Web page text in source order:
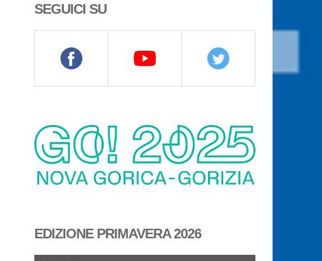
SEGUICI SU
EDIZIONE PRIMAVERA 2026